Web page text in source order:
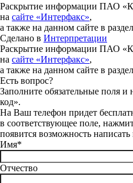
Раскрытие информации ПАО
на сайте «Интерфакс»,
а также на данном сайте в
Сделано в Интерпретации
Раскрытие информации ПАО
на сайте «Интерфакс»,
а также на данном сайте в
Есть вопрос?
Заполните обязательные поля
код».
На Ваш телефон придет
в соответствующее поле,
появится возможность
Имя*
Отчество